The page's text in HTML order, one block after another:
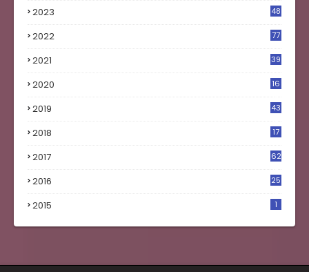
2023
48
2022 77
2021 39
2020
16
2019
43
2018
17
2017
62
2016
25
2015 1